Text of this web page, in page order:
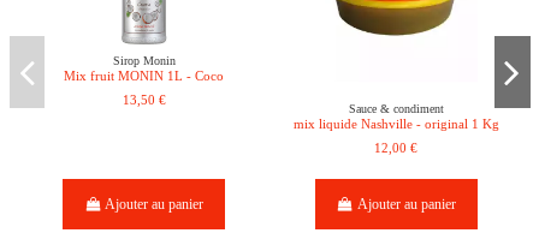
Sirop Monin
Mix fruit MONIN 1L - Coco
13,50 €
Ajouter au panier
Sauce & condiment
mix liquide Nashville - original 1 Kg
12,00 €
Ajouter au panier